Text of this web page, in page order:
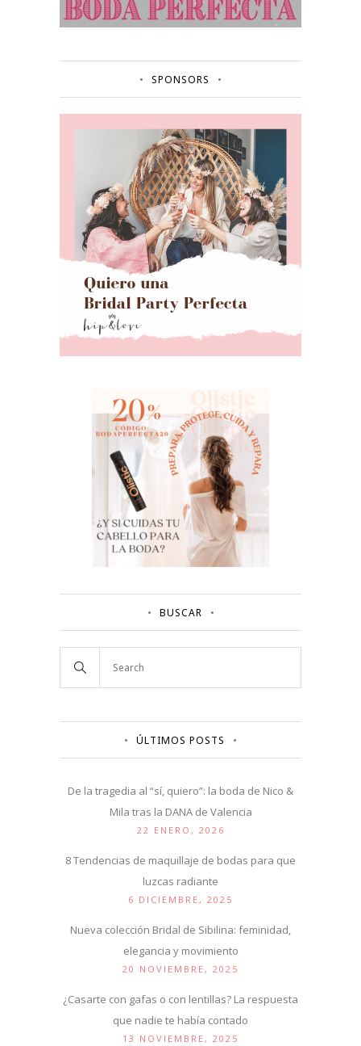
SPONSORS
BUSCAR
ÚLTIMOS POSTS
De la tragedia al “sí, quiero”: la boda de Nico &
Mila tras la DANA de Valencia
22 ENERO, 2026
8 Tendencias de maquillaje de bodas para que
luzcas radiante
6 DICIEMBRE, 2025
Nueva colección Bridal de Sibilina: feminidad,
elegancia y movimiento
20 NOVIEMBRE, 2025
¿Casarte con gafas o con lentillas? La respuesta
que nadie te había contado
13 NOVIEMBRE, 2025